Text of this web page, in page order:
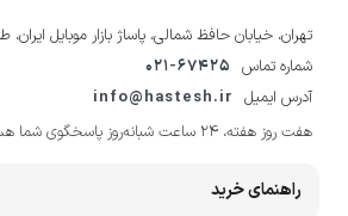
تهران، خیابان حافظ شمالی، پاساژ بازار موبایل ایران،
شماره تماس 021-67425
آدرس ایمیل info@hastesh.ir
هفت روز هفته، ۲۴ ساعت شبانه‌روز پاسخگوی شما هستیم.
راهنمای خرید